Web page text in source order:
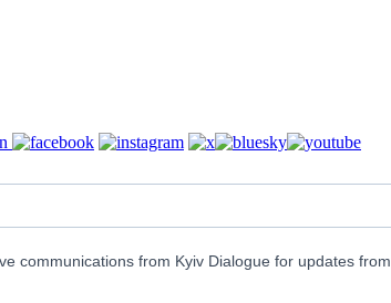
communications from Kyiv Dialogue for updates